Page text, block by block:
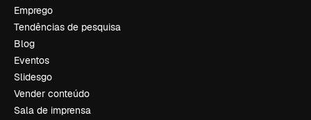
Emprego
Tendências de pesquisa
Blog
Eventos
Slidesgo
Vender conteúdo
Sala de imprensa